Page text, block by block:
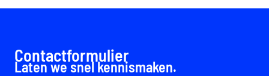
Contactformulier
Laten we snel kennismaken.